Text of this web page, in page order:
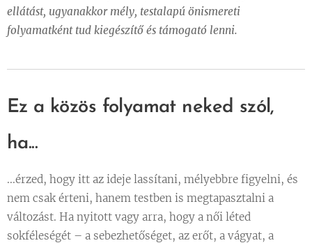
ellátást, ugyanakkor mély, testalapú önismereti
folyamatként tud kiegészítő és támogató lenni.
Ez a közös folyamat neked szól,
ha...
...érzed, hogy itt az ideje lassítani, mélyebbre figyelni, és
nem csak érteni, hanem testben is megtapasztalni a
változást. Ha nyitott vagy arra, hogy a női léted
sokféleségét – a sebezhetőséget, az erőt, a vágyat, a